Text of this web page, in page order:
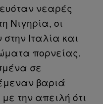
νεαρές
Νιγηρία, οι
Ιταλία και
πορνείας.
σε
βαριά
την απειλή ότι